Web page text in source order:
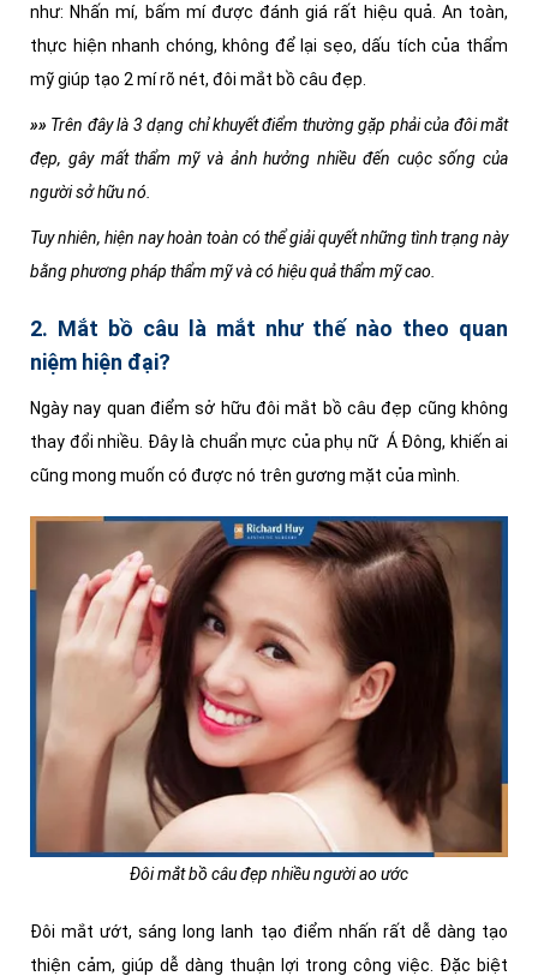
như: Nhấn mí, bấm mí được đánh giá rất hiệu quả. An toàn,
thực hiện nhanh chóng, không để lại sẹo, dấu tích của thẩm
mỹ giúp tạo 2 mí rõ nét, đôi mắt bồ câu đẹp.
»» Trên đây là 3 dạng chỉ khuyết điểm thường gặp phải của đôi mắt
đẹp, gây mất thẩm mỹ và ảnh hưởng nhiều đến cuộc sống của
người sở hữu nó.
Tuy nhiên, hiện nay hoàn toàn có thể giải quyết những tình trạng này
bằng phương pháp thẩm mỹ và có hiệu quả thẩm mỹ cao.
2. Mắt bồ câu là mắt như thế nào theo quan
niệm hiện đại?
Ngày nay quan điểm sở hữu đôi mắt bồ câu đẹp cũng không
thay đổi nhiều. Đây là chuẩn mực của phụ nữ Á Đông, khiến ai
cũng mong muốn có được nó trên gương mặt của mình.
Đôi mắt bồ câu đẹp nhiều người ao ước
Đôi mắt ướt, sáng long lanh tạo điểm nhấn rất dễ dàng tạo
thiện cảm, giúp dễ dàng thuận lợi trong công việc. Đặc biệt